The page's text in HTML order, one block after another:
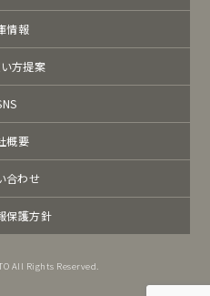
情報
方提案
概要
合わせ
保護方針
All Rights Reserved.